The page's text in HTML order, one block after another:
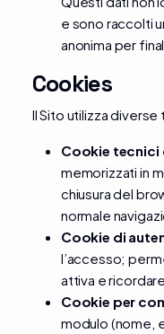
e sono raccolti
anonima per
Cookies
Il Sito utilizza
Cookie tecnici
memorizzati in
chiusura del
normale
Cookie di
l’accesso;
attiva e
Cookie per
modulo (nome,